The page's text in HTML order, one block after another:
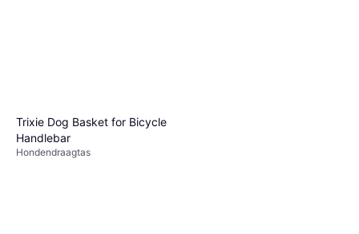
Trixie Dog Basket for Bicycle
Handlebar
Hondendraagtas